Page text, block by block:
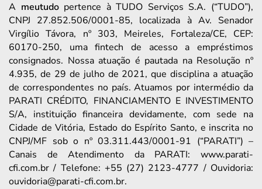
A meutudopertence à TUDO Serviços S.A. (“TUDO”),
CNPJ 27.852.506/0001-85, localizada à Av. Senador
Virgílio Távora, nº 303, Meireles, Fortaleza/CE, CEP:
60170-250, uma fintech de acesso a empréstimos
consignados. Nossa atuação é pautada na Resolução nº
4.935, de 29 de julho de 2021, que disciplina a atuação
de correspondentes no país. Atuamos por intermédio da
PARATI CRÉDITO, FINANCIAMENTO E INVESTIMENTO
S/A, instituição financeira devidamente, com sede na
Cidade de Vitória, Estado do Espírito Santo, e inscrita no
CNPJ/MF sob o nº 03.311.443/0001-91 (“PARATI”) –
Canais de Atendimento da PARATI: www.parati-
cfi.com.br / Telefone: +55 (27) 2123-4777 / Ouvidoria:
ouvidoria@parati-cfi.com.br.